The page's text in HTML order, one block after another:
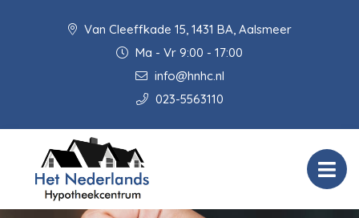
Van Cleeffkade 15, 1431 BA, Aalsmeer
Ma - Vr 9:00 - 17:00
info@hnhc.nl
023-5563110